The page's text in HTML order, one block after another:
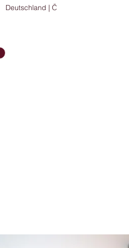
Deutschland | Österreich